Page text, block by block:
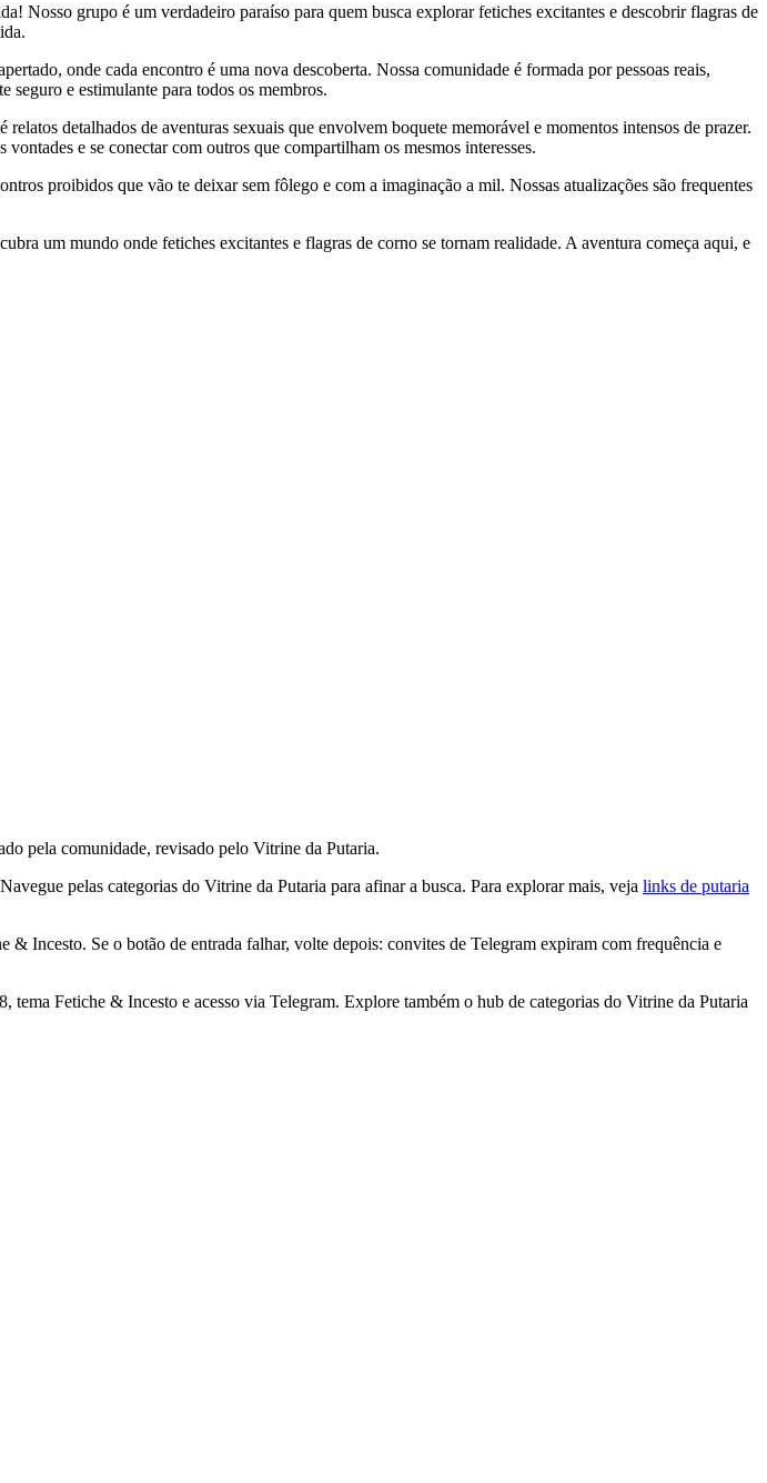
Nosso grupo é um verdadeiro paraíso para quem busca explorar fetiches excitantes e descobrir flagras de
onde cada encontro é uma nova descoberta. Nossa comunidade é formada por pessoas reais,
seguro e estimulante para todos os membros.
detalhados de aventuras sexuais que envolvem boquete memorável e momentos intensos de prazer.
e se conectar com outros que compartilham os mesmos interesses.
proibidos que vão te deixar sem fôlego e com a imaginação a mil. Nossas atualizações são frequentes
um mundo onde fetiches excitantes e flagras de corno se tornam realidade. A aventura começa aqui, e
pela comunidade, revisado pelo Vitrine da Putaria.
pelas categorias do Vitrine da Putaria para afinar a busca. Para explorar mais, veja links de putaria
Incesto. Se o botão de entrada falhar, volte depois: convites de Telegram expiram com frequência e
tema Fetiche & Incesto e acesso via Telegram. Explore também o hub de categorias do Vitrine da Putaria